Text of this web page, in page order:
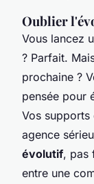
Oublier
Vous lancez
? Parfait.
prochaine ?
pensée pour
Vos supports
agence
évolutif, pas
entre une